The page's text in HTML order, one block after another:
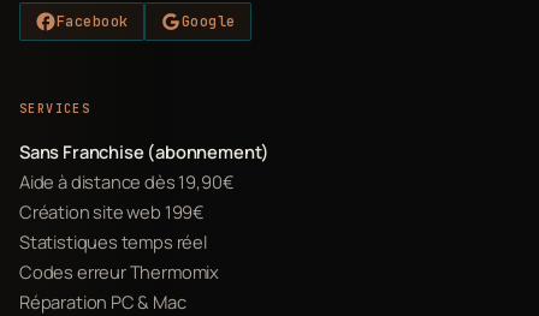
Facebook Google
SERVICES
Sans Franchise (abonnement)
Aide à distance dès 19,90€
Création site web 199€
Statistiques temps réel
Codes erreur Thermomix
Réparation PC & Mac